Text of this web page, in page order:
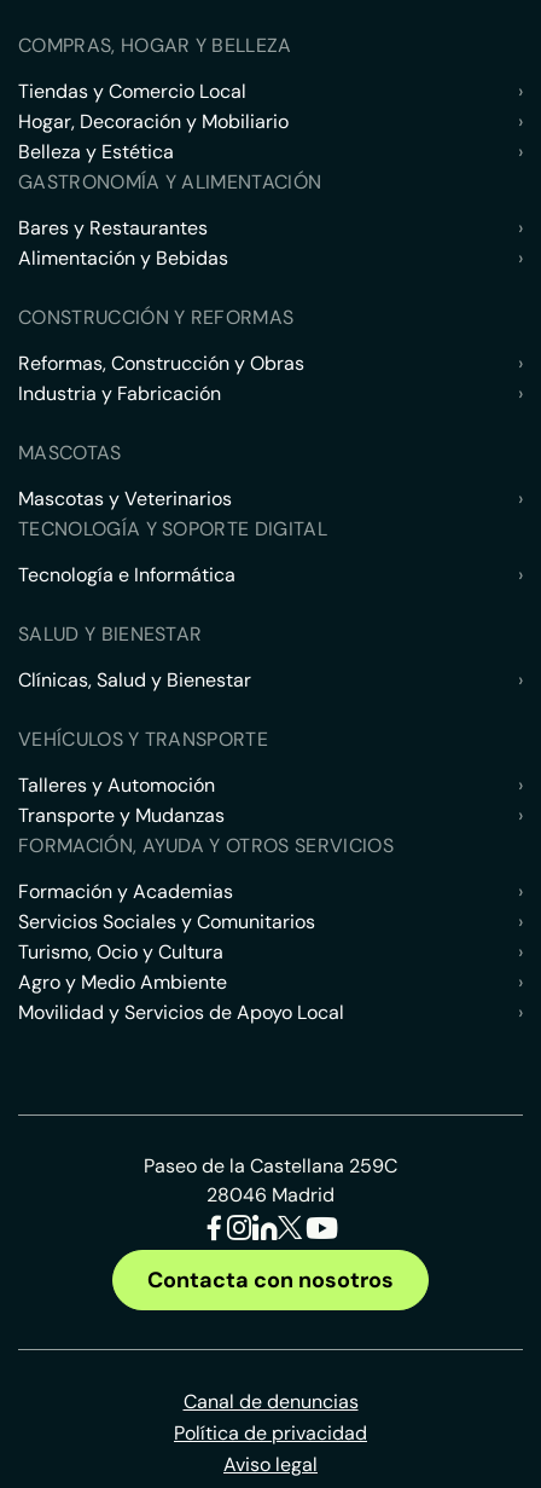
COMPRAS, HOGAR Y BELLEZA
Tiendas y Comercio Local
›
Hogar, Decoración y Mobiliario
›
Belleza y Estética
›
GASTRONOMÍA Y ALIMENTACIÓN
Bares y Restaurantes
›
Alimentación y Bebidas
›
CONSTRUCCIÓN Y REFORMAS
Reformas, Construcción y Obras
›
Industria y Fabricación
›
MASCOTAS
Mascotas y Veterinarios
›
TECNOLOGÍA Y SOPORTE DIGITAL
Tecnología e Informática
›
SALUD Y BIENESTAR
Clínicas, Salud y Bienestar
›
VEHÍCULOS Y TRANSPORTE
Talleres y Automoción
›
Transporte y Mudanzas
›
FORMACIÓN, AYUDA Y OTROS SERVICIOS
Formación y Academias
›
Servicios Sociales y Comunitarios
›
Turismo, Ocio y Cultura
›
Agro y Medio Ambiente
›
Movilidad y Servicios de Apoyo Local
›
Paseo de la Castellana 259C
28046 Madrid
Contacta con nosotros
Canal de denuncias
Política de privacidad
Aviso legal